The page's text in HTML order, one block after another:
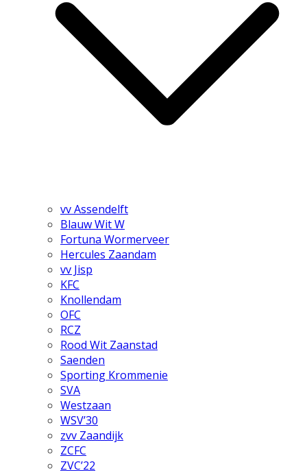
vv Assendelft
Blauw Wit W
Fortuna Wormerveer
Hercules Zaandam
vv Jisp
KFC
Knollendam
OFC
RCZ
Rood Wit Zaanstad
Saenden
Sporting Krommenie
SVA
Westzaan
WSV’30
zvv Zaandijk
ZCFC
ZVC’22